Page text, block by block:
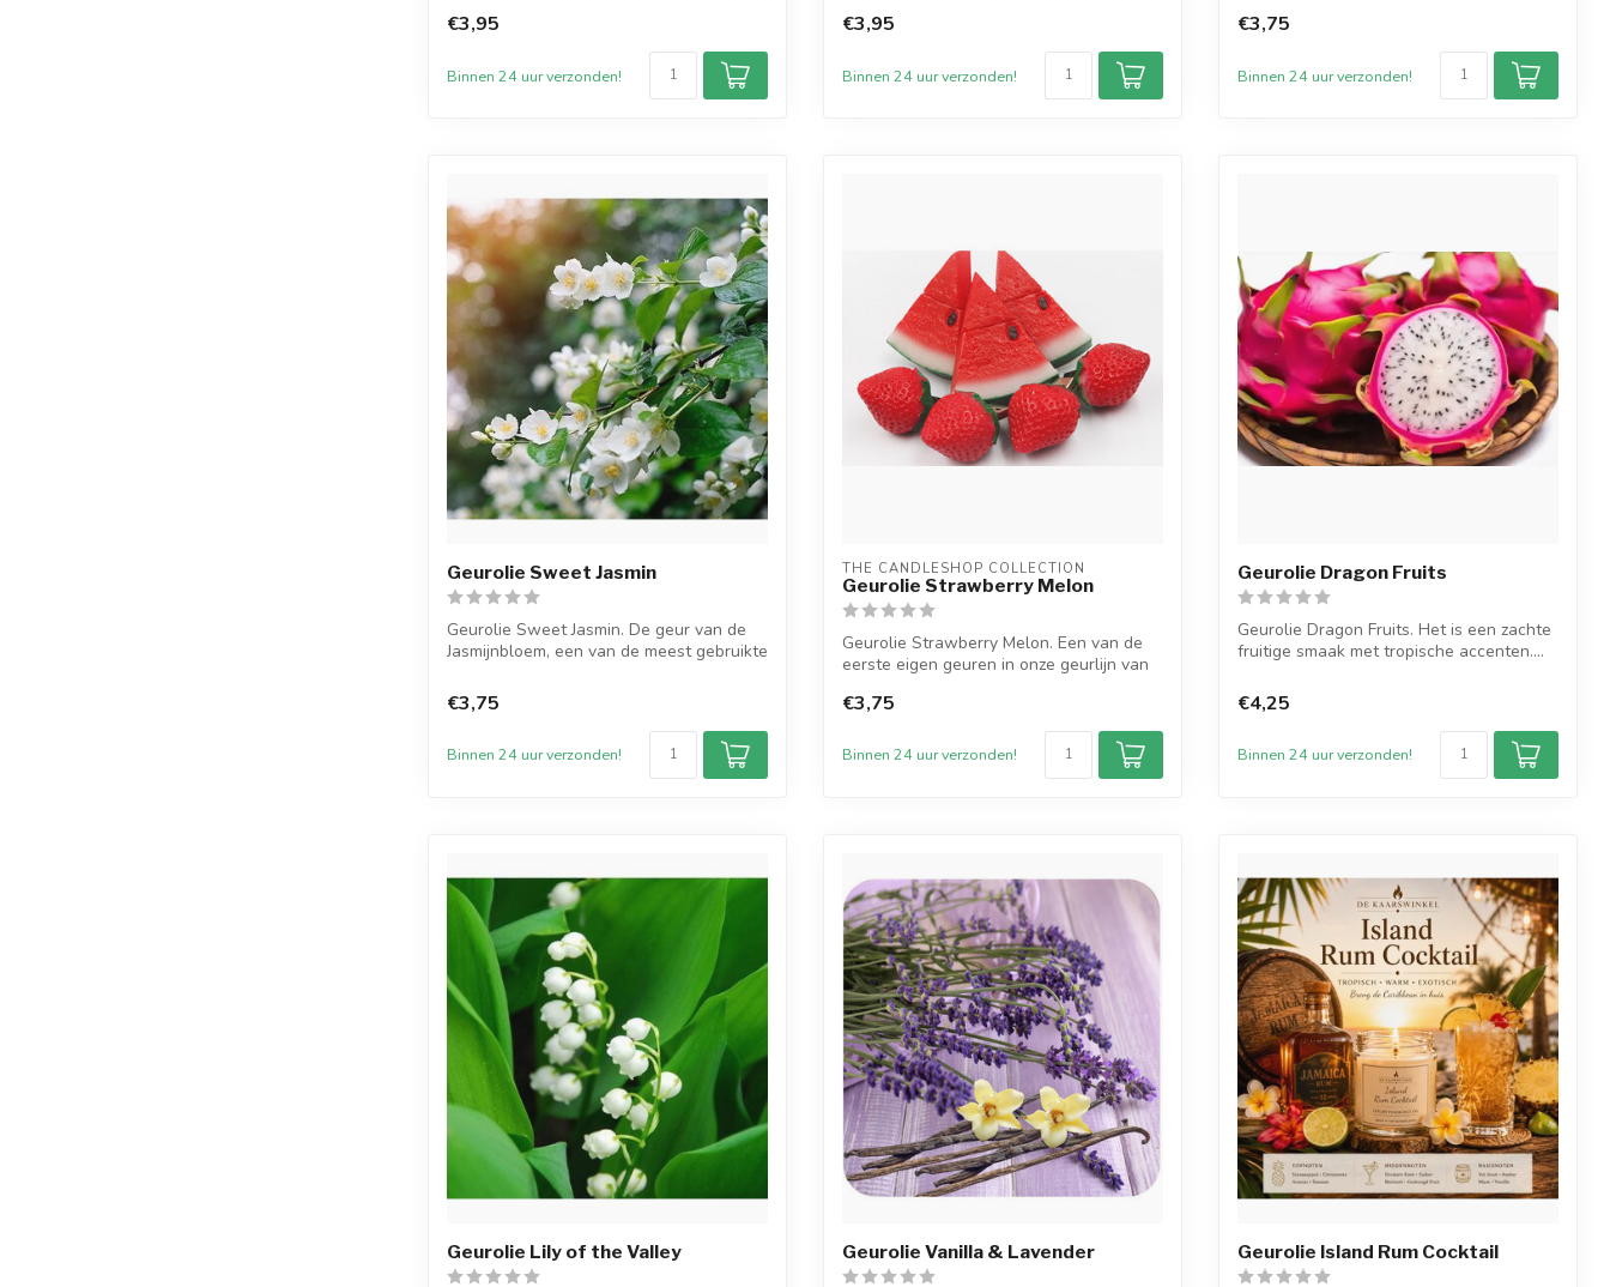
€3,95
Binnen 24 uur verzonden!
€3,95
Binnen 24 uur verzonden!
Pistachio Crème Latte is een w...
€3,75
Binnen 24 uur verzonden!
Geurolie Sweet Jasmin
Geurolie Sweet Jasmin. De geur van de
Jasmijnbloem, een van de meest gebruikte
€3,75
Binnen 24 uur verzonden!
THE CANDLESHOP COLLECTION
Geurolie Strawberry Melon
Geurolie Strawberry Melon. Een van de
eerste eigen geuren in onze geurlijn van
€3,75
Binnen 24 uur verzonden!
Geurolie Dragon Fruits
Geurolie Dragon Fruits. Het is een zachte
fruitige smaak met tropische accenten....
€4,25
Binnen 24 uur verzonden!
Geurolie Lily of the Valley Geurolie Vanilla & Lavender Geurolie Island Rum Cocktail